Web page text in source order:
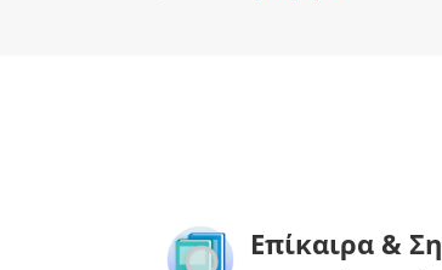
Επίκαιρα &